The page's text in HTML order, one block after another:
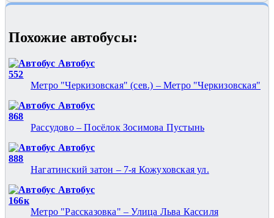
Похожие автобуcы:
Автобус
552
Метро "Черкизовская" (сев.) – Метро "Черкизовская"
Автобус
868
Рассудово – Посёлок Зосимова Пустынь
Автобус
888
Нагатинский затон – 7-я Кожуховская ул.
Автобус
166к
Метро "Рассказовка" – Улица Льва Кассиля